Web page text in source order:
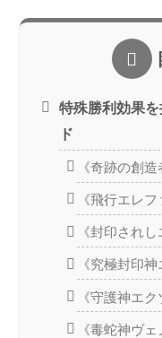
特殊勝利効果
ド
《奇跡の創造
《飛行エレ
《封印され
《究極封印
《守護神エ
《毒蛇神ヴ